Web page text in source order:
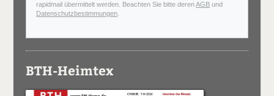
rapidmail übermittelt werden. Beachten Sie bitte derenAGB und
Datenschutzbestimmungen
BTH-Heimtex